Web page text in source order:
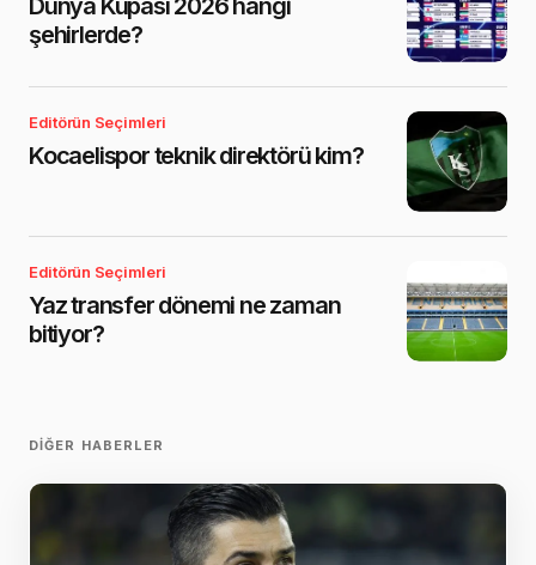
Dünya Kupası 2026 hangi
şehirlerde?
Editörün Seçimleri
Kocaelispor teknik direktörü kim?
Editörün Seçimleri
Yaz transfer dönemi ne zaman
bitiyor?
DIĞER HABERLER